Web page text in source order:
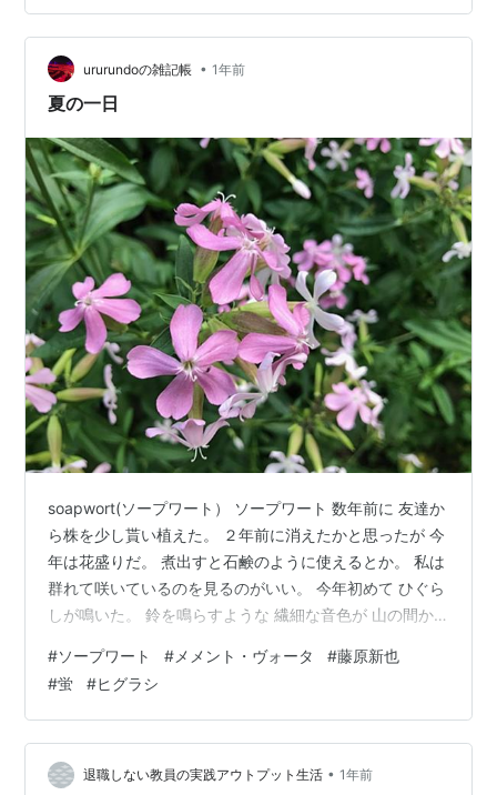
図書館の返却日が迫り 少しの時間を見つけては熱心に読
む。 藤原新也の本は 私を裏切らない。 草も土も カラカ
ラで 夕方に水やりをする。 深夜にパソコンの前で浮かぶ
のは…
ururundoの雑記帳 • 1年前
夏の一日
soapwort(ソープワート） ソープワート 数年前に 友達か
ら株を少し貰い植えた。 ２年前に消えたかと思ったが 今
年は花盛りだ。 煮出すと石鹸のように使えるとか。 私は
群れて咲いているのを見るのがいい。 今年初めて ひぐら
しが鳴いた。 鈴を鳴らすような 繊細な音色が 山の間か
と重なる。 日が暮れて 北の網戸から見える蛍の灯。 豪
雨で川縁の葦や草が流れてから 蛍がすっかり少なくなっ
た。 暗い中を頼りなげに ふらりふらりと灯が流れる。
昼間の暑さで 体も心も消耗気味だが 朝と夜の涼しさの気
持ちよさは 山間部ならではだ。 図書館から 本を受…
#ソープワート # メメント・ヴォータ #藤原新也
#蛍 #ヒグラシ
退職しない教員の実践アウトプット生活 • 1年前